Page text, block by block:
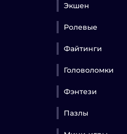
Экшен
Ролевые
Файтинги
Головоломки
Фэнтези
Пазлы